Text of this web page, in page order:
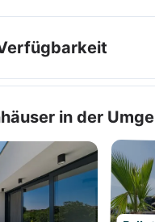
in der